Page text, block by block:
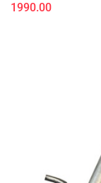
1990.00